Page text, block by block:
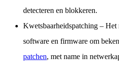
detecteren en blokkeren.
Kwetsbaarheidspatching – Het
software en firmware om
patchen, met name in